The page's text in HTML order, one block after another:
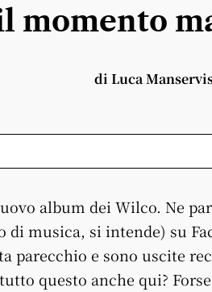
momento
di Luca
album dei Wilco. Ne
musica, si intende) su
parecchio e sono uscite
questo anche qui?